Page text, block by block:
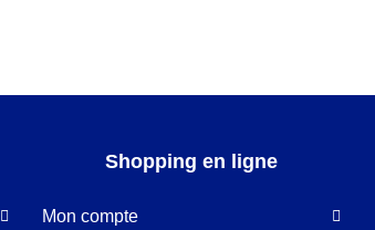
Shopping en ligne
Mon compte